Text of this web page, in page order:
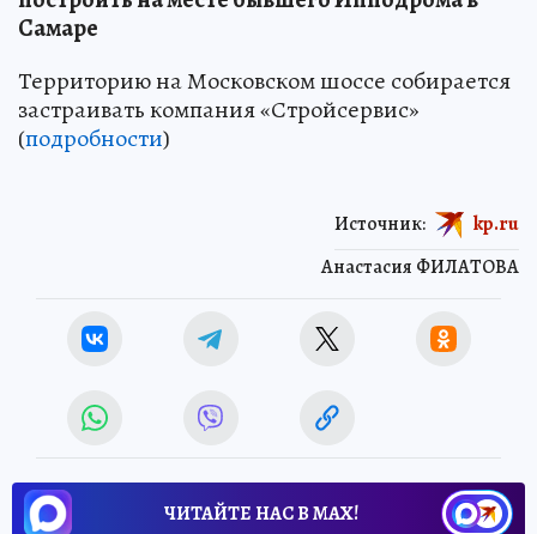
Самаре
Территорию на Московском шоссе собирается
застраивать компания «Стройсервис»
(подробности)
Анастасия ФИЛАТОВА
Источник: kp.ru
ЧИТАЙТЕ НАС В МАХ!